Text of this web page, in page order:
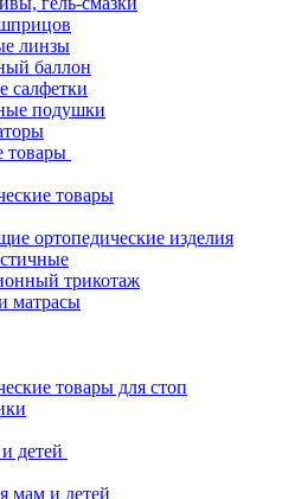
линзы
баллон
салфетки
подушки
товары
товары
ортопедические изделия
трикотаж
матрасы
товары для стоп
детей
мам и детей